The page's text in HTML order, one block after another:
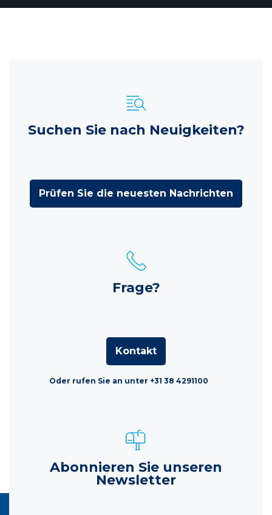
Suchen Sie nach Neuigkeiten?
Prüfen Sie die neuesten Nachrichten
Frage?
Kontakt
Oder rufen Sie an unter +31 38 4291100
Abonnieren Sie unseren
Newsletter